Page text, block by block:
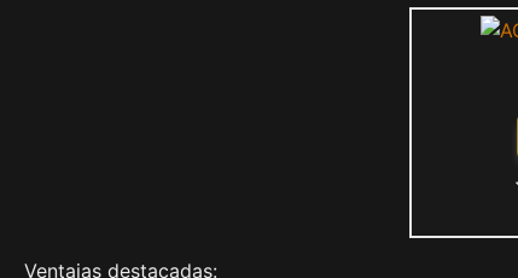
Ventajas destacadas: